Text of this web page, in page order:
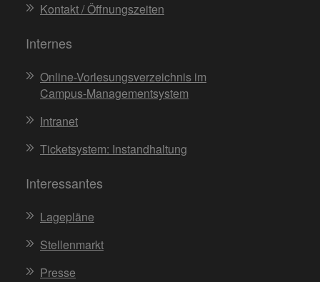
Kontakt / Öffnungszeiten
Internes
Online-Vorlesungsverzeichnis im
Campus-Managementsystem
Intranet
Ticketsystem: Instandhaltung
Interessantes
Lagepläne
Stellenmarkt
Presse